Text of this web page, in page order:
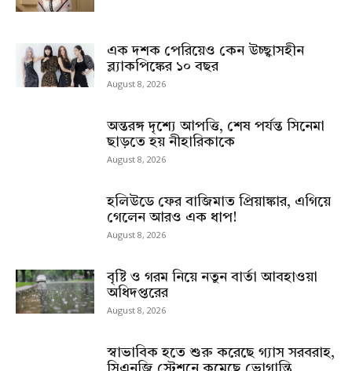
এক দশক পেরিয়েও কেন উচ্ছ্বাসহীন
ব্ল্যাকপিঙ্কের ১০ বছর
August 8, 2026
অন্তরঙ্গ দৃশ্যে আপত্তি, শেষ পর্যন্ত সিনেমা
ছাড়তে হয় নীহারিকাকে
August 8, 2026
হলিউডে ফের বাজিমাত প্রিয়াঙ্কার, এগিয়ে
গেলেন আরও এক ধাপ!
August 8, 2026
বৃষ্টি ও গরম নিয়ে নতুন বার্তা আবহাওয়া
অধিদপ্তরের
August 8, 2026
স্বাভাবিক হতে শুরু করেছে গ্যাস সরবরাহ,